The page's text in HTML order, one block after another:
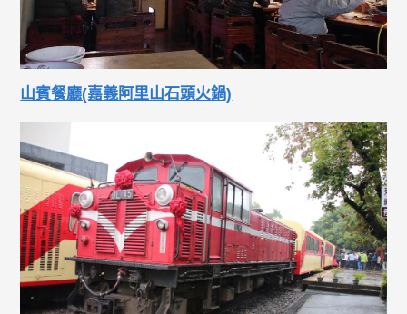
山賓餐廳(嘉義阿里山石頭火鍋)